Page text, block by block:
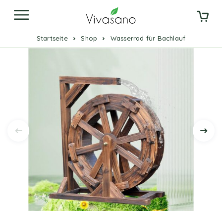
Startseite Shop Wasserrad für Bachlauf